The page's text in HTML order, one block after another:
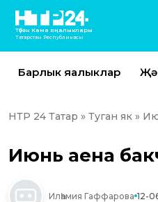
Түбән Кама яңалыклары
Татарстан Республикасы
Барлык яңалыклар
НТР 24 Татар » Туган як »
Июнь аена
Илһамия Гаффарова 12-